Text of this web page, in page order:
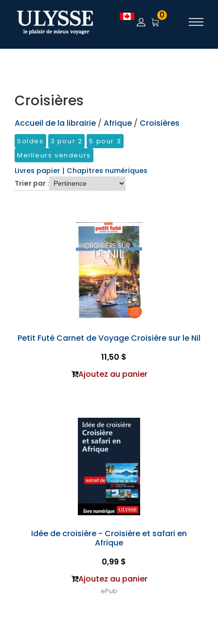
TEST 0
Croisières
Accueil de la librairie / Afrique / Croisières
Soldes 3 pour 2
5 pour 3
Meilleurs vendeurs
Livres papier | Chapitres numériques
Trier par :
Petit Futé Carnet de Voyage Croisière sur le Nil
11,50 $
Ajoutez au panier
Idée de croisière - Croisière et safari en
Afrique
0,99 $
Ajoutez au panier
ePub